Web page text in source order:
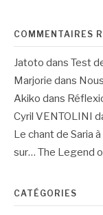
COMMENTAIRES
Jatoto dans Test
Marjorie dans
Akiko dans
Cyril VENTOLINI
Le chant de Saria
sur… The Legend
CATÉGORIES